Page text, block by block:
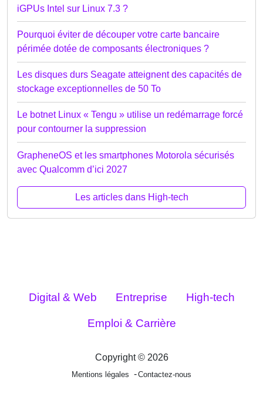
iGPUs Intel sur Linux 7.3 ?
Pourquoi éviter de découper votre carte bancaire
périmée dotée de composants électroniques ?
Les disques durs Seagate atteignent des capacités de
stockage exceptionnelles de 50 To
Le botnet Linux « Tengu » utilise un redémarrage forcé
pour contourner la suppression
GrapheneOS et les smartphones Motorola sécurisés
avec Qualcomm d’ici 2027
Les articles dans High-tech
Digital & Web Entreprise High-tech
Emploi & Carrière
Copyright © 2026
Mentions légales Contactez-nous